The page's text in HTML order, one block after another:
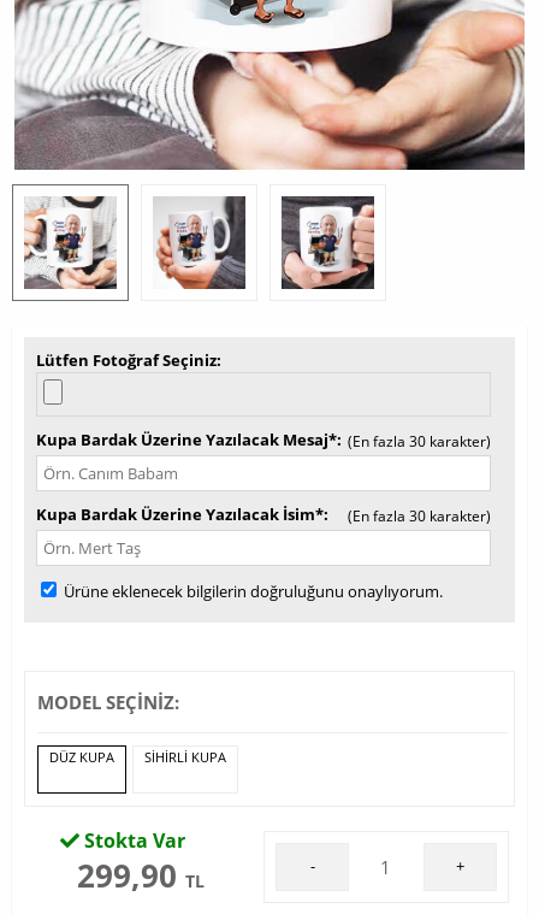
Lütfen Fotoğraf Seçiniz
Kupa Bardak Üzerine Yazılacak Mesaj* (En fazla 30 karakter)
Kupa Bardak Üzerine Yazılacak İsim* (En fazla 30 karakter)
Ürüne eklenecek bilgilerin doğruluğunu onaylıyorum.
MODEL SEÇİNİZ:
DÜZ KUPA SIHIRLI KUPA
Stokta Var
299,90 TL
- +